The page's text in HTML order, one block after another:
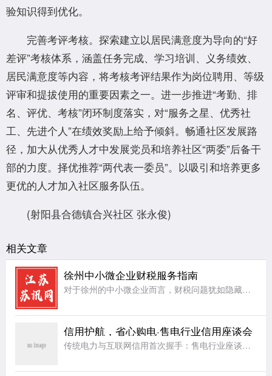
验知识得到优化。
完善考评考核。探索建立以居民满意度为导向的“好
差评”考核体系，涵盖任务完成、学习培训、义务绩效、
居民满意度等内容，将考核考评结果作为岗位聘用、等级
评审和提拔使用的重要因素之一。进一步推进“考勤、排
名、评优、考核”闭环制度落实，对“服务之星、优秀社
工、先进个人”在绩效奖励上给予倾斜。畅通社区发展路
径，加大从优秀人才中发展党员和培养社区“两委”后备干
部的力度。择优推荐“两代表一委员”。以吸引和培养更多
更优的人才加入社区服务队伍。
(射阳县合德镇合兴社区 张永俊)
相关文章
徐州中小微企业财税服务指南
对于徐州的中小微企业而言，财税问题犹如隐藏在暗处的礁石，随时可能给企业的稳定航行带来阻碍。首先，账务处理方面，许多中小微企业因人力、资金有限，缺乏专业的会计团队，导致账务混乱，账目不清，影响企业对自身
信用护航，省心购电·售电行业信用座谈会
传统电力与互联网信用首次握手：售电行业座谈会在杭召开，共探信用破题路径一场“互联网+电力”的跨界对话，正在让企业用电从“盲选”走向“省心选”。“十五五”规划明确提出建设能源强国，全国统一电力市场正朝着